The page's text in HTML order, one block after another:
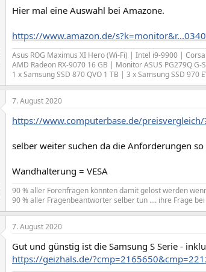
Hier mal eine Auswahl bei Amazone.
https://www.amazon.de/
Asus ROG Maximus XI Hero (Wi-Fi) | Intel i9-9900 |
AMD Radeon RX-9070 16 GB | Monitor ASUS PG279Q
1 x Samsung SSD 870 QVO 1 TB | 3 x Samsung SSD 970
7. August 2020
https://www.computerbase.de/
selber weiter suchen da die Anforderungen
Wandhalterung = VESA
90 % aller Forenfragen könnten damit gelöst werden
90 % aller Fragenbeantworter selber tun .... ihre Frage
7. August 2020
Gut und günstig ist die Samsung S Serie -
https://geizhals.de/